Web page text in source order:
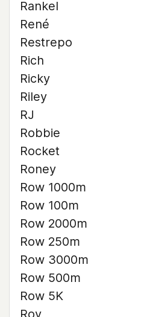
Rankel
René
Restrepo
Rich
Ricky
Riley
RJ
Robbie
Rocket
Roney
Row 1000m
Row 100m
Row 2000m
Row 250m
Row 3000m
Row 500m
Row 5K
Roy